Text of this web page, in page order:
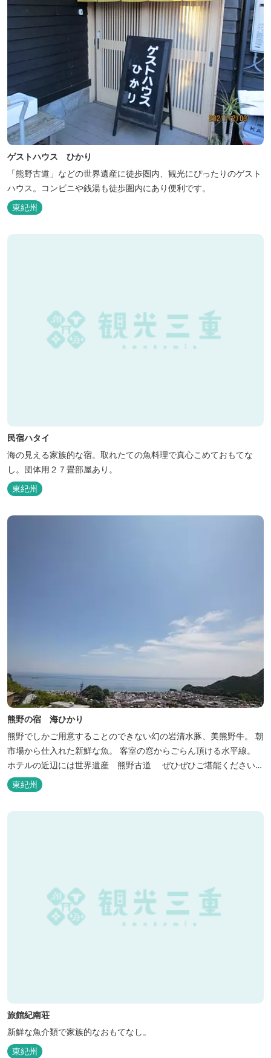
ゲストハウス ひかり
「熊野古道」などの世界遺産に徒歩圏内、観光にぴったりのゲスト
ハウス。コンビニや銭湯も徒歩圏内にあり便利です。
東紀州
民宿ハタイ
海の見える家族的な宿。取れたての魚料理で真心こめておもてな
し。団体用２７畳部屋あり。
東紀州
熊野の宿 海ひかり
熊野でしかご用意することのできない幻の岩清水豚、美熊野牛。 朝
市場から仕入れた新鮮な魚。 客室の窓からごらん頂ける水平線。
ホテルの近辺には世界遺産 熊野古道 ぜひぜひご堪能くださいま
せ。
東紀州
旅館紀南荘
新鮮な魚介類で家族的なおもてなし。
東紀州